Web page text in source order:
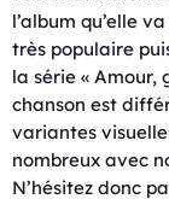
l’album qu’elle
très populaire
la série «
chanson est
variantes
nombreux avec
N’hésitez donc